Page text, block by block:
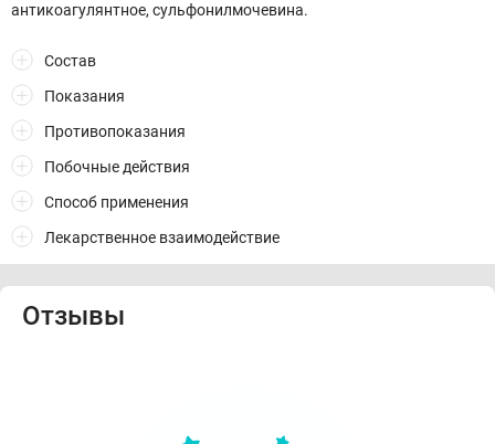
антикоагулянтное, сульфонилмочевина.
Состав
Показания
Противопоказания
Побочные действия
Способ применения
Лекарственное взаимодействие
Отзывы